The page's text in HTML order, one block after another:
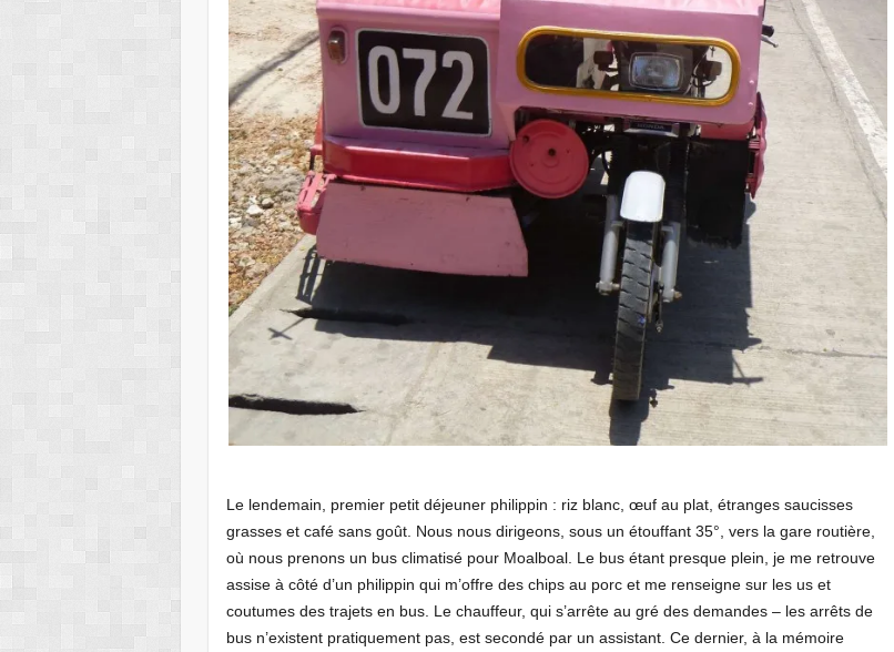
Le lendemain, premier petit déjeuner philippin : riz blanc, œuf au plat, étranges saucisses
grasses et café sans goût. Nous nous dirigeons, sous un étouffant 35°, vers la gare routière,
où nous prenons un bus climatisé pour Moalboal. Le bus étant presque plein, je me retrouve
assise à côté d’un philippin qui m’offre des chips au porc et me renseigne sur les us et
coutumes des trajets en bus. Le chauffeur, qui s’arrête au gré des demandes – les arrêts de
bus n’existent pratiquement pas, est secondé par un assistant. Ce dernier, à la mémoire